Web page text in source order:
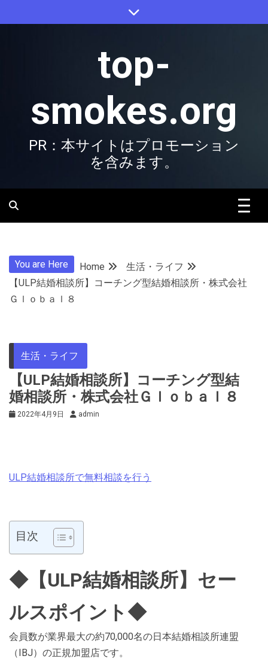
to
top-
smokes.org
PR：本サイトはプロモーション
を含みます。
You are Here Home
生活・ライフ
【ULP結婚相談所】コーチング型結婚相談所・株式会社
Ｇｌｏｂａｌ８
生活・ライフ
【ULP結婚相談所】コーチング型結
婚相談所・株式会社Ｇｌｏｂａｌ８
2022年4月9日 admin
ULP結婚相談所で無料相談を行う
目次
◆【ULP結婚相談所】セー
ルスポイント◆
会員数が業界最大の約70,000名の日本結婚相談所連盟
（IBJ）の正規加盟店です。